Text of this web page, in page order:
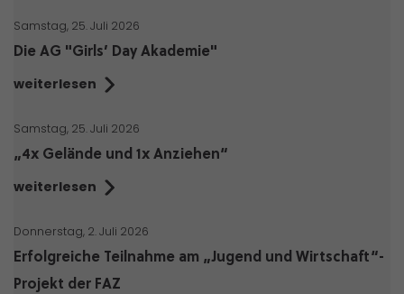
Samstag, 25. Juli 2026
Die AG "Girls’ Day Akademie"
weiterlesen
Samstag, 25. Juli 2026
„4x Gelände und 1x Anziehen“
weiterlesen
Donnerstag, 2. Juli 2026
Erfolgreiche Teilnahme am „Jugend und Wirtschaft“-
Projekt der FAZ